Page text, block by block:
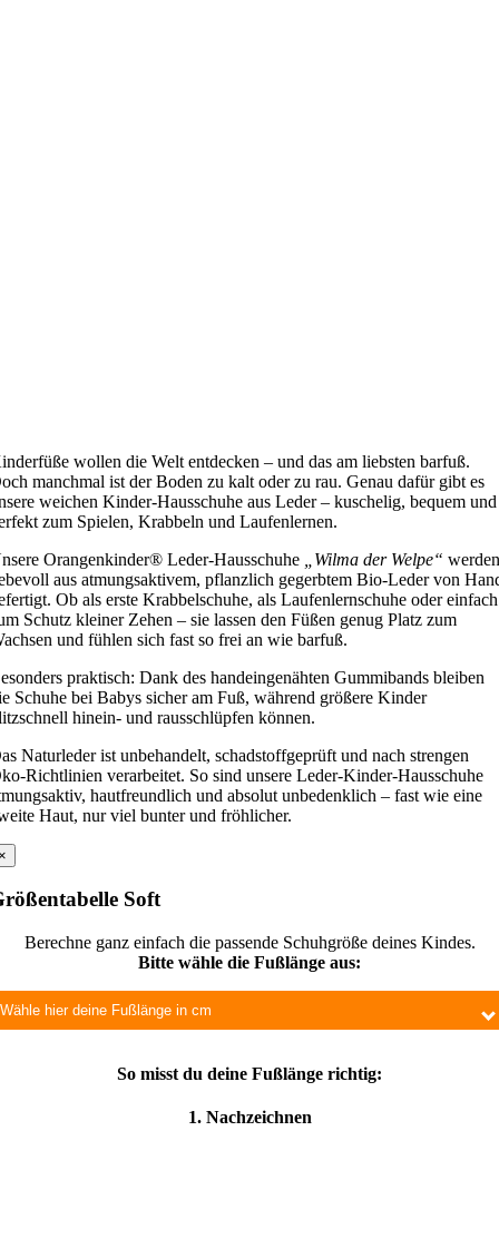
wollen die Welt entdecken – und das am liebsten barfuß.
manchmal ist der Boden zu kalt oder zu rau. Genau dafür gibt es
weichen Kinder-Hausschuhe aus Leder – kuschelig, bequem und
zum Spielen, Krabbeln und Laufenlernen.
Orangenkinder® Leder-Hausschuhe
„Wilma der Welpe“
aus atmungsaktivem, pflanzlich gegerbtem Bio-Leder von
Ob als erste Krabbelschuhe, als Laufenlernschuhe oder einfach
Schutz kleiner Zehen – sie lassen den Füßen genug Platz zum
und fühlen sich fast so frei an wie barfuß.
praktisch: Dank des handeingenähten Gummibands bleiben
Schuhe bei Babys sicher am Fuß, während größere Kinder
hinein- und rausschlüpfen können.
Naturleder ist unbehandelt, schadstoffgeprüft und nach strengen
Richtlinien verarbeitet. So sind unsere Leder-Kinder-Hausschuhe
hautfreundlich und absolut unbedenklich – fast wie eine
Haut, nur viel bunter und fröhlicher.
Soft
Berechne ganz einfach die passende Schuhgröße deines Kindes.
Bitte wähle die Fußlänge aus:
So misst du deine Fußlänge richtig:
1. Nachzeichnen